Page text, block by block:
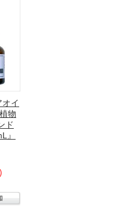
オイ
物
ド
』